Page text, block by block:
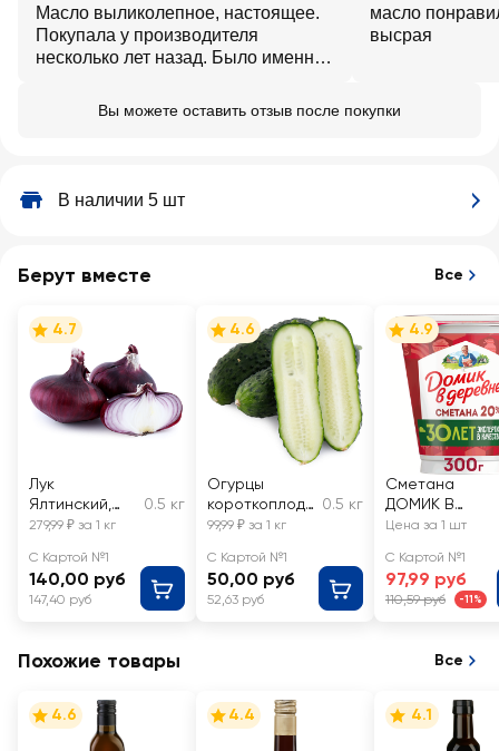
Масло выликолепное, настоящее.
Покупала у производителя
несколько лет назад. Было именно
масло
высрая
Вы можете оставить отзыв после покупки
В наличии 5 шт
Берут вместе Все
4.7
Лук
Ялтинский,
весовой
0.5 кг
279,99 ₽ за 1 кг
С Картой №1
140,00 руб
147,40 руб
4.6
Огурцы
короткоплодн
ые грунтовые,
0.5 кг
99,99 ₽ за 1 кг
С Картой №1
50,00 руб
52,63 руб
4.9
Сметана
ДОМИК В
ДЕРЕВНЕ 20%,
Цена за 1 шт
С Картой №1
97,99 руб
110,59 руб -11%
Похожие товары Все
4.6 4.4 4.1